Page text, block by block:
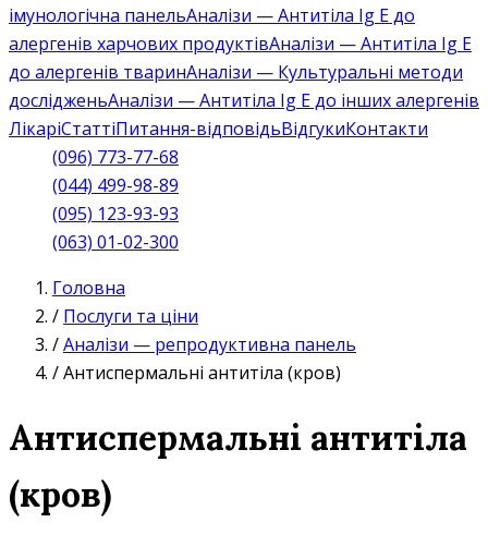
імунологічна панельАналізи — Антитіла Ig E до
алергенів харчових продуктівАналізи — Антитіла Ig E
до алергенів тваринАналізи — Культуральні методи
дослідженьАналізи — Антитіла Ig E до інших алергенів
ЛікаріСтаттіПитання-відповідьВідгукиКонтакти
(096) 773-77-68
(044) 499-98-89
(095) 123-93-93
(063) 01-02-300
Головна
/ Послуги та ціни
/Аналізи — репродуктивна панель
/Антиспермальні антитіла (кров)
Антиспермальні антитіла
(кров)